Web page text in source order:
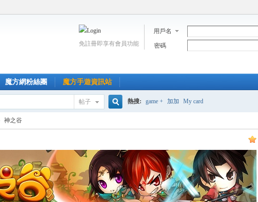
用戶名
密碼
免註冊即享有會員功能
魔方網粉絲團 魔方手遊資訊站
帖子
索
熱搜: game + 加加 My card
神之谷